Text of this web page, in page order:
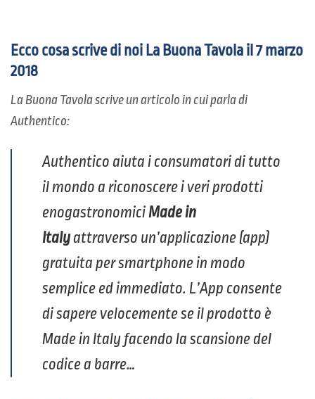
Ecco cosa scrive di noi La Buona Tavola il 7 marzo
2018
La Buona Tavola scrive un articolo in cui parla di
Authentico:
Authentico aiuta i consumatori di tutto
il mondo a riconoscere i veri prodotti
enogastronomiciMade in
Italyattraverso un’applicazione (app)
gratuita per smartphone in modo
semplice ed immediato. L’App consente
di sapere velocemente se il prodotto è
Made in Italy facendo la scansione del
codice a barre…